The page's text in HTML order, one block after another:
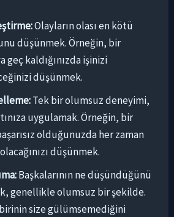
Olayların olası en kötü
düşünmek. Örneğin, bir
geç kaldığınızda işinizi
düşünmek.
Tek bir olumsuz deneyimi,
uygulamak. Örneğin, bir
olduğunuzda her zaman
düşünmek.
Başkalarının ne düşündüğünü
genellikle olumsuz bir şekilde.
size gülümsemediğini